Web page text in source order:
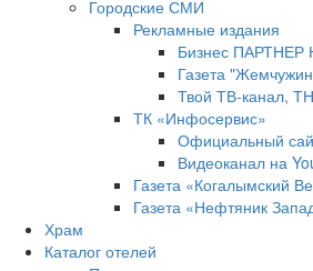
Городские СМИ
Рекламные издания
Бизнес ПАРТНЕР
Газета
Твой ТВ-канал,
ТК «Инфосервис»
Официальный
Видеоканал на
Газета «Когалымский
Газета «Нефтяник
Храм
Каталог отелей